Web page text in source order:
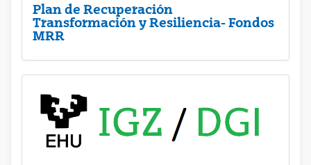
Plan de Recuperación
Transformación y Resiliencia- Fondos
MRR